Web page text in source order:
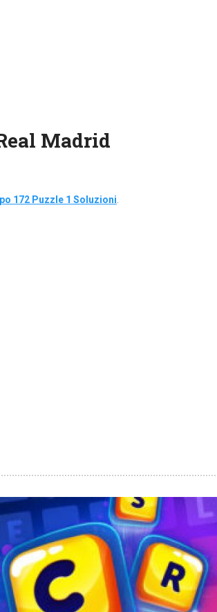
Madrid
172 Puzzle 1 Soluzioni